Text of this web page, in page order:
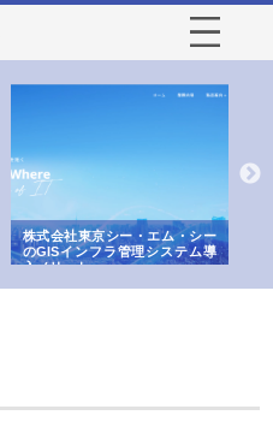
株式会社東京シー・エム・シー
のGISインフラ管理システム導
入メリット